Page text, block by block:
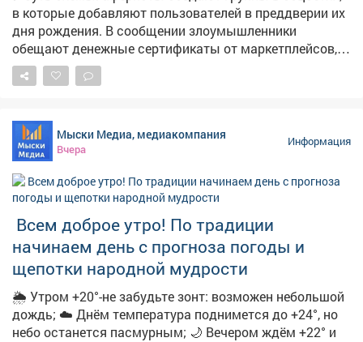
в которые добавляют пользователей в преддверии их
дня рождения. В сообщении злоумышленники
обещают денежные сертификаты от маркетплейсов,
технику и туристические поездки по случаю
праздника. Мошенники торопят, якобы акция
перейти по ссылке. ➡️ ❗️Будьте бдительны и
предупредите близких! Переходить по ссылке опасно,
она может быть фишинговой. Пользователь рискует
потерять деньги и предоставить мошенникам
персональные данные. Обо всех акциях
маркетплейсы информируют на своих официальных
ресурсах.
Мыски Медиа, медиакомпания
Вчера
Информация
Всем доброе утро! По традиции
начинаем день с прогноза погоды и
щепотки народной мудрости
🌦 Утром +20°-не забудьте зонт: возможен небольшой
дождь; ☁️ Днём температура поднимется до +24°, но
небо останется пасмурным; 🌙 Вечером ждём +22° и